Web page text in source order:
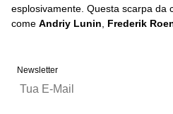
esplosivamente. Questa scarpa da
come Andriy Lunin Frederik
Newsletter